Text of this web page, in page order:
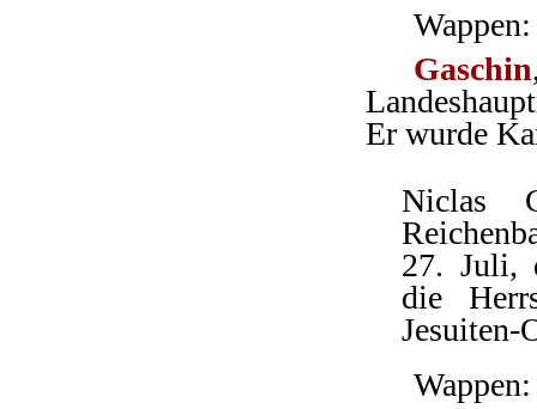
Gaschin
Er wurde
Niclas
27. Juli,
die
Jesuiten-